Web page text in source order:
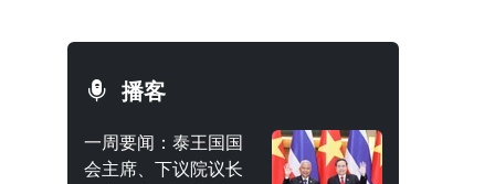
播客
一周要闻：泰王国国
会主席、下议院议长